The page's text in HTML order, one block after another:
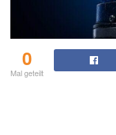
0
Mal geteilt